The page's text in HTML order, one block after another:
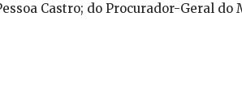
Castro; do Procurador-Geral do